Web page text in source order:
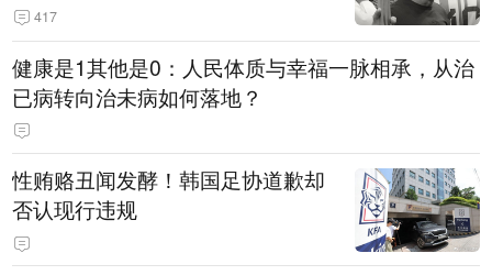
417
健康是1其他是0：人民体质与幸福一脉相承，从治
已病转向治未病如何落地？
性贿赂丑闻发酵！韩国足协道歉却
否认现行违规